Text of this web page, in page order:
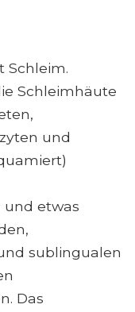
Schleim.
Schleimhäute
und
und etwas
sublingualen
Das